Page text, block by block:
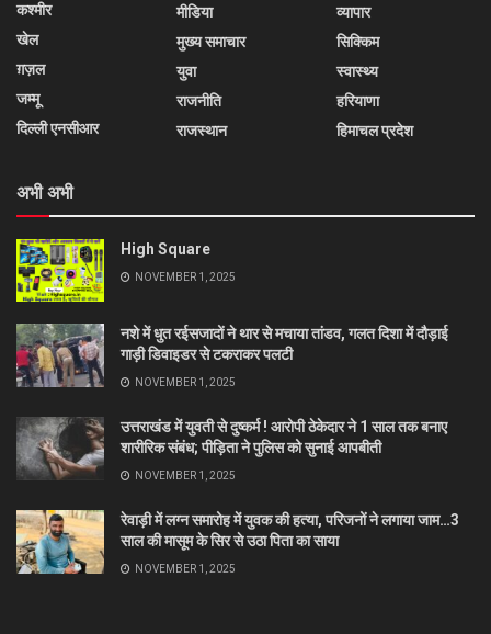
कश्मीर
खेल
ग़ज़ल
जम्मू
दिल्ली एनसीआर
मीडिया
मुख्य समाचार
युवा
राजनीति
राजस्थान
व्यापार
सिक्किम
स्वास्थ्य
हरियाणा
हिमाचल प्रदेश
अभी अभी
High Square
NOVEMBER 1, 2025
नशे में धुत रईसजादों ने थार से मचाया तांडव, गलत दिशा में दौड़ाई
गाड़ी डिवाइडर से टकराकर पलटी
NOVEMBER 1, 2025
उत्तराखंड में युवती से दुष्कर्म ! आरोपी ठेकेदार ने 1 साल तक बनाए
शारीरिक संबंध; पीड़िता ने पुलिस को सुनाई आपबीती
NOVEMBER 1, 2025
रेवाड़ी में लग्न समारोह में युवक की हत्या, परिजनों ने लगाया जाम…3
साल की मासूम के सिर से उठा पिता का साया
NOVEMBER 1, 2025